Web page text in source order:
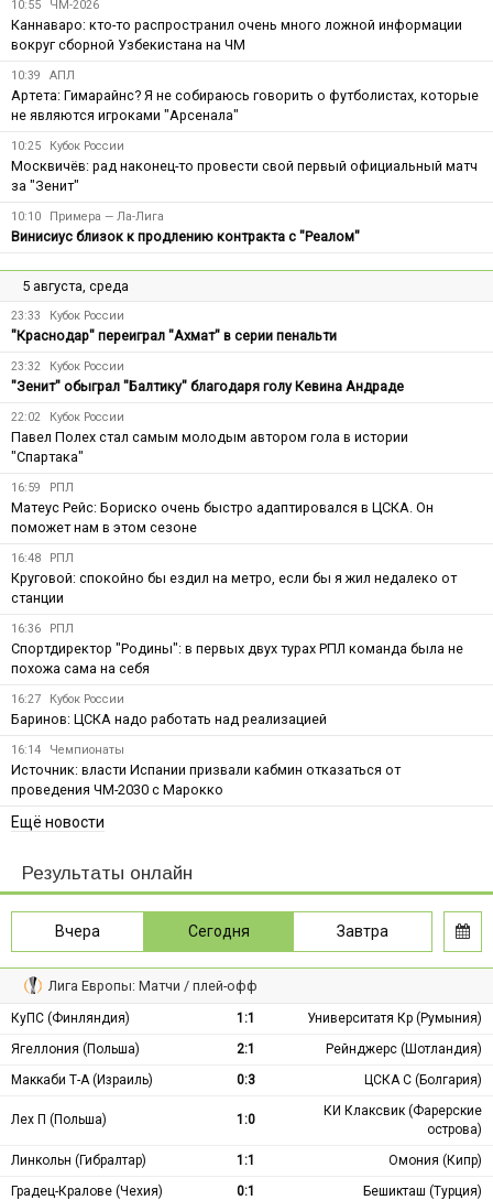
10:55 ЧМ-2026
Каннаваро: кто-то распространил очень много ложной информации
вокруг сборной Узбекистана на ЧМ
10:39 АПЛ
Артета: Гимарайнс? Я не собираюсь говорить о футболистах, которые
не являются игроками "Арсенала"
10:25 Кубок России
Москвичёв: рад наконец-то провести свой первый официальный матч
за "Зенит"
10:10 Примера — Ла-Лига
Винисиус близок к продлению контракта с "Реалом"
5 августа, среда
23:33 Кубок России
"Краснодар" переиграл "Ахмат" в серии пенальти
23:32 Кубок России
"Зенит" обыграл "Балтику" благодаря голу Кевина Андраде
22:02 Кубок России
Павел Полех стал самым молодым автором гола в истории
"Спартака"
16:59 РПЛ
Матеус Рейс: Бориско очень быстро адаптировался в ЦСКА. Он
поможет нам в этом сезоне
16:48 РПЛ
Круговой: спокойно бы ездил на метро, если бы я жил недалеко от
станции
16:36 РПЛ
Спортдиректор "Родины": в первых двух турах РПЛ команда была не
похожа сама на себя
16:27 Кубок России
Баринов: ЦСКА надо работать над реализацией
16:14 Чемпионаты
Источник: власти Испании призвали кабмин отказаться от
проведения ЧМ-2030 с Марокко
Ещё новости
Результаты онлайн
Вчера Сегодня Завтра
Лига Европы: Матчи / плей-офф
КуПС (Финляндия) 1:1
Университатя Кр (Румыния)
Ягеллония (Польша)
2:1
Рейнджерс (Шотландия)
Маккаби Т-А (Израиль)
0:3 ЦСКА С (Болгария)
Лех П (Польша) 1:0
КИ Клаксвик (Фарерские
острова)
Линкольн (Гибралтар)
1:1
Омония (Кипр)
Градец-Кралове (Чехия)
0:1
Бешикташ (Турция)